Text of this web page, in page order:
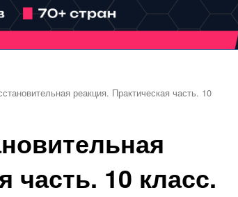
реакция. Практическая часть. 10
часть. 10 класс.